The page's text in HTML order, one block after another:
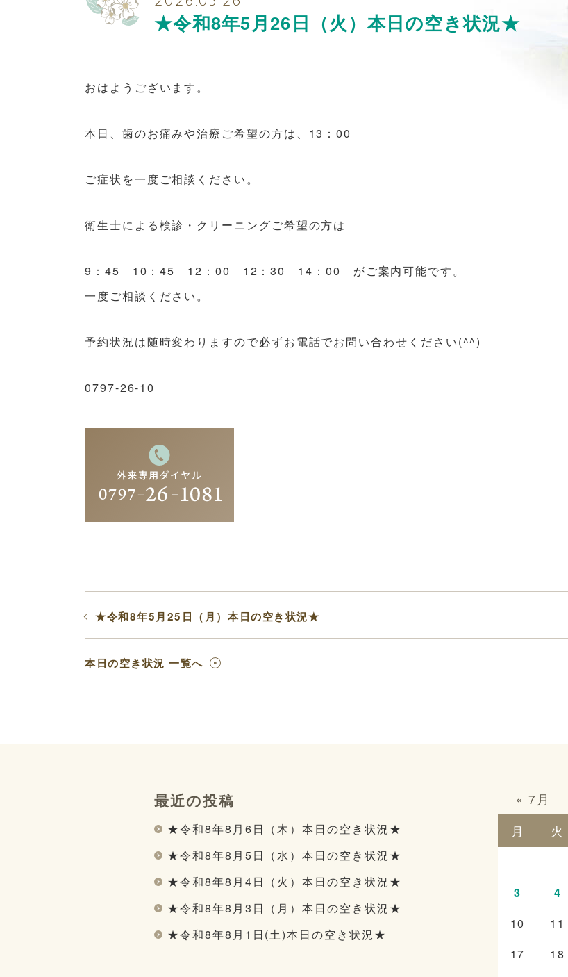
★令和8年5月26日（火）本日の空き状況★
おはようございます。
本日、歯のお痛みや治療ご希望の方は、13：00
ご症状を一度ご相談ください。
衛生士による検診・クリーニングご希望の方は
9：45 10：45 12：00 12：30 14：00 がご案内可能です。
一度ご相談ください。
予約状況は随時変わりますので必ずお電話でお問い合わせください(^^)
0797-26-10
★令和8年5月25日（月）本日の空き状況★
本日の空き状況 一覧へ
最近の投稿
★令和8年8月6日（木）本日の空き状況★
★令和8年8月5日（水）本日の空き状況★
★令和8年8月4日（火）本日の空き状況★
★令和8年8月3日（月）本日の空き状況★
★令和8年8月1日(土)本日の空き状況★
月
火
« 7月
3
4
10
11
17
18